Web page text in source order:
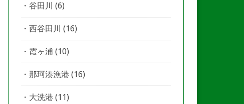
谷田川 (6)
西谷田川 (16)
霞ヶ浦 (10)
那珂湊漁港 (16)
大洗港 (11)